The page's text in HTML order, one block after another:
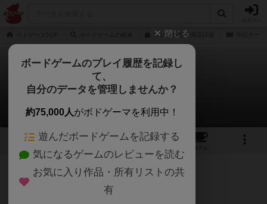
ゴジラの通販/商品詳細
ゴジラ
MORIZOさんのレビュー
8 10
カフェ
536名 0名 0 2年弱前
閉じる
ボードゲームのプレイ履歴を記録し
て、
自分のデータを管理しませんか？
約75,000人がボドゲーマを利用中！
遊んだボードゲームを記録する
気になるゲームのレビューを読む
お気に入り作品・所有リストの共
有